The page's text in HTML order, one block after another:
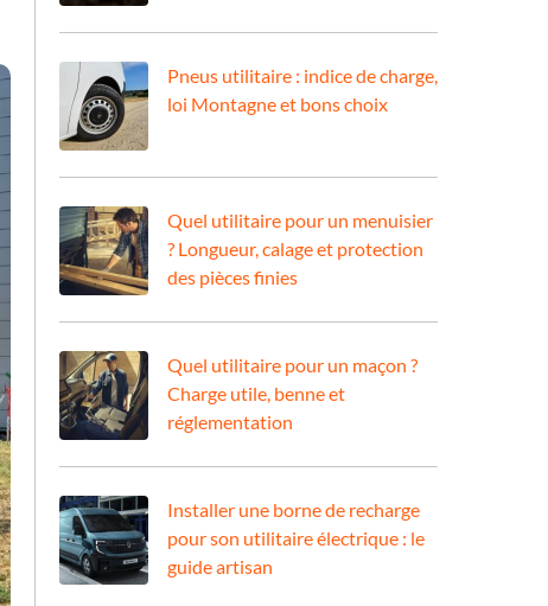
Pneus utilitaire : indice de charge,
loi Montagne et bons choix
Quel utilitaire pour un menuisier
? Longueur, calage et protection
des pièces finies
Quel utilitaire pour un maçon ?
Charge utile, benne et
réglementation
Installer une borne de recharge
pour son utilitaire électrique : le
guide artisan